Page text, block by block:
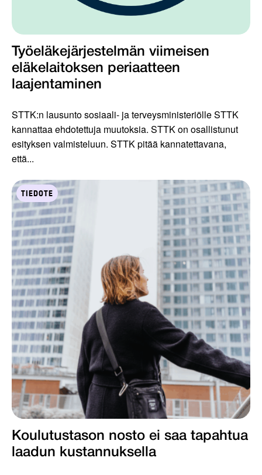
Työeläkejärjestelmän viimeisen
eläkelaitoksen periaatteen
laajentaminen
STTK:n lausunto sosiaali- ja terveysministeriölle STTK
kannattaa ehdotettuja muutoksia. STTK on osallistunut
esityksen valmisteluun. STTK pitää kannatettavana,
että...
TIEDOTE
Koulutustason nosto ei saa tapahtua
laadun kustannuksella